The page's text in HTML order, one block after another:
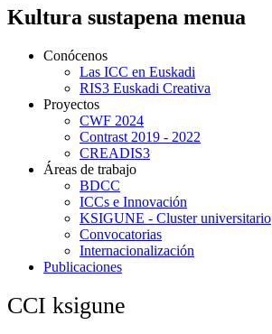
Kultura sustapena menua
Conócenos
Las ICC en Euskadi
RIS3 Euskadi Creativa
Proyectos
CWF 2024
Contrast 2019 - 2022
CREADIS3
Áreas de trabajo
BDCC
ICCs e Innovación
KSIGUNE - Cluster universitario
Convocatorias
Internacionalización
Publicaciones
CCI ksigune